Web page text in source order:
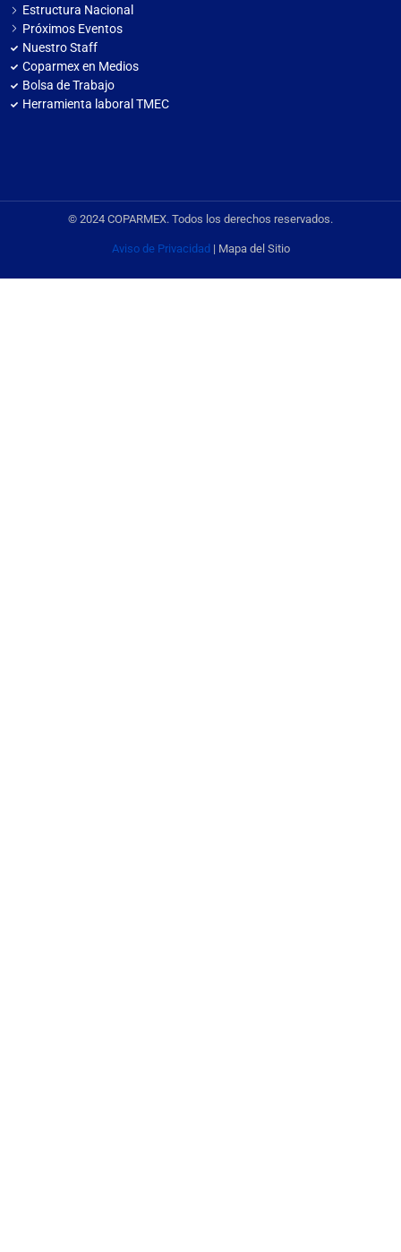
Estructura Nacional
Próximos Eventos
Nuestro Staff
Coparmex en Medios
Bolsa de Trabajo
Herramienta laboral TMEC
© 2024 COPARMEX. Todos los derechos reservados.
Aviso de Privacidad | Mapa del Sitio